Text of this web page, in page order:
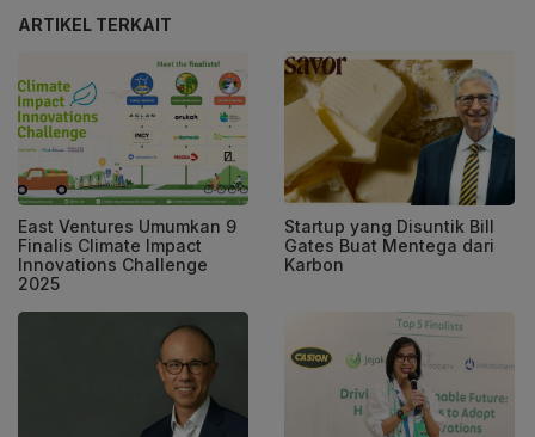
ARTIKEL TERKAIT
East Ventures Umumkan 9
Finalis Climate Impact
Innovations Challenge
2025
Startup yang Disuntik Bill
Gates Buat Mentega dari
Karbon